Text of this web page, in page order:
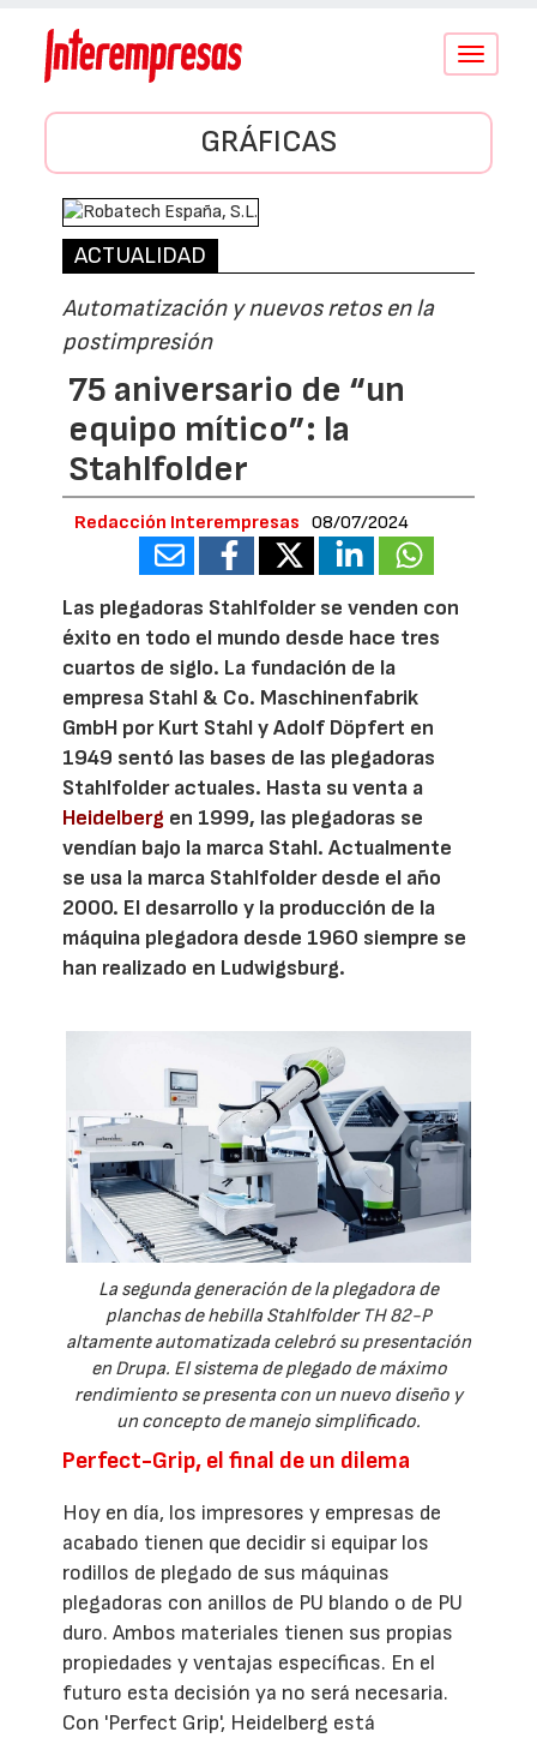
Conmutar
GRÁFICAS
ACTUALIDAD
Automatización y nuevos retos en la
postimpresión
75 aniversario de “un
equipo mítico”: la
Stahlfolder
Redacción Interempresas 08/07/2024
Las plegadoras Stahlfolder se venden con
éxito en todo el mundo desde hace tres
cuartos de siglo. La fundación de la
empresa Stahl & Co. Maschinenfabrik
GmbH por Kurt Stahl y Adolf Döpfert en
1949 sentó las bases de las plegadoras
Stahlfolder actuales. Hasta su venta a
Heidelberg en 1999, las plegadoras se
vendían bajo la marca Stahl. Actualmente
se usa la marca Stahlfolder desde el año
2000. El desarrollo y la producción de la
máquina plegadora desde 1960 siempre se
han realizado en Ludwigsburg.
La segunda generación de la plegadora de
planchas de hebilla Stahlfolder TH 82-P
altamente automatizada celebró su presentación
en Drupa. El sistema de plegado de máximo
rendimiento se presenta con un nuevo diseño y
un concepto de manejo simplificado.
Perfect-Grip, el final de un dilema
Hoy en día, los impresores y empresas de
acabado tienen que decidir si equipar los
rodillos de plegado de sus máquinas
plegadoras con anillos de PU blando o de PU
duro. Ambos materiales tienen sus propias
propiedades y ventajas específicas. En el
futuro esta decisión ya no será necesaria.
Con 'Perfect Grip', Heidelberg está